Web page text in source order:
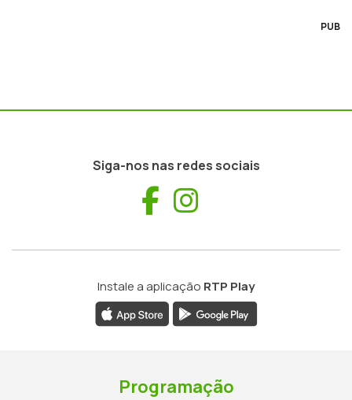
PUB
Siga-nos nas redes sociais
Facebook
Instale a aplicação RTP Play
Programação